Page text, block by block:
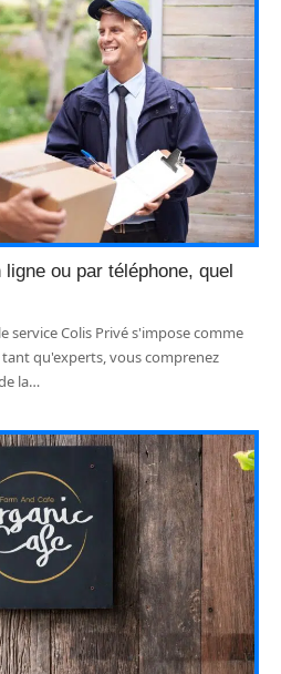
ou par téléphone, quel
service Colis Privé s'impose comme
qu'experts, vous comprenez
la…